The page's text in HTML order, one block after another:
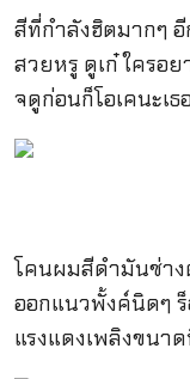
สีที่กำลังฮิตมากๆ
สวยหรู ดูเก๋ ใครอ
จดูก่อนก็โอเคนะเธอ
โคนผมสีดำมันช่า
ออกแนวพั้งค์นิดๆ
แรงแดงเพลิงขนา